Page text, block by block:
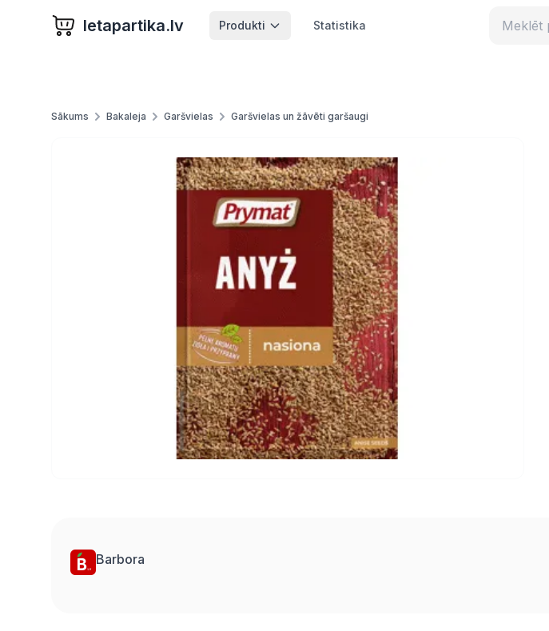
letapartika.lv Produkti Statistika
Sākums Bakaleja Garšvielas Garšvielas un žāvēti garšaugi
Barbora